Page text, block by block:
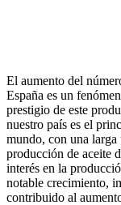
El aumento del
España es un
prestigio de este
nuestro país es el
mundo, con una
producción de aceite
interés en la
notable crecimiento,
contribuido al